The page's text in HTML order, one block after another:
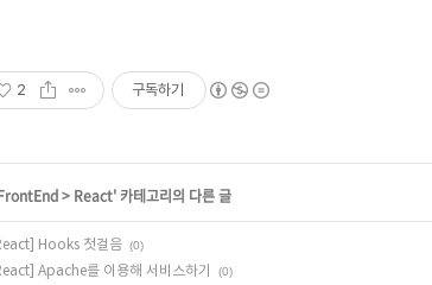
2 구독하기
> React' 카테고리의 다른 글
Hooks 첫걸음 (0)
Apache를 이용해 서비스하기 (0)